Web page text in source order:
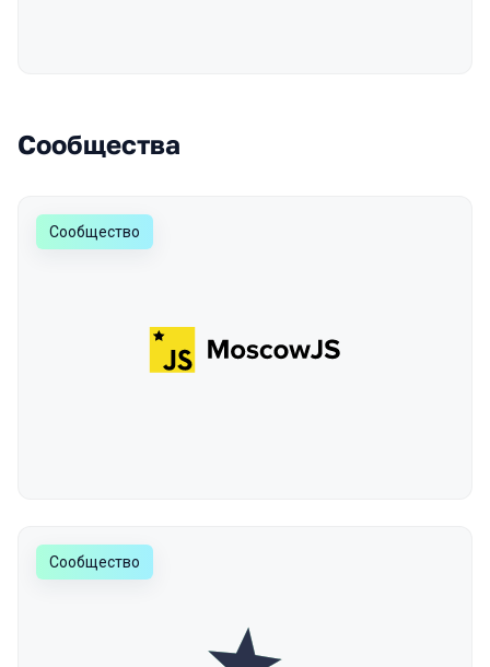
Сообщества
Сообщество
Сообщество